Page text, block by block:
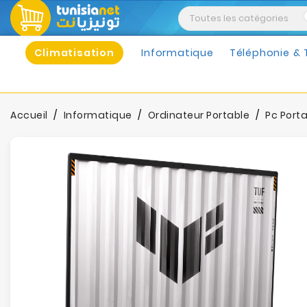
Climatisation Informatique Téléphonie &
Accueil Informatique Ordinateur Portable Pc